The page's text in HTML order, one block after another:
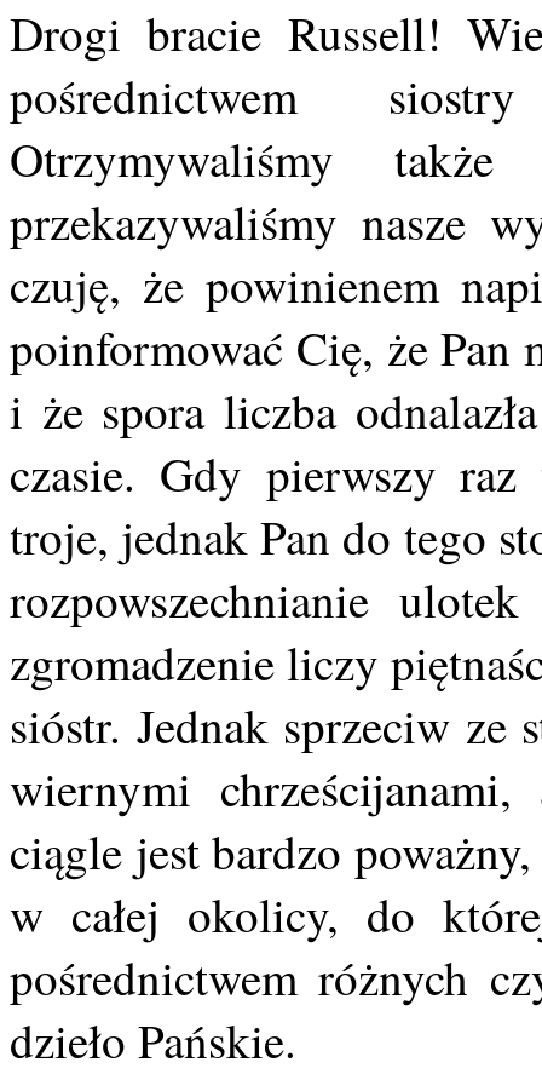
Drogi bracie Russell!
pośrednictwem
Otrzymywaliśmy
przekazywaliśmy nasze
czuję, że powinienem
poinformować Cię, że Pan
i że spora liczba
czasie. Gdy pierwszy
troje, jednak Pan do tego
rozpowszechnianie
zgromadzenie liczy
sióstr. Jednak sprzeciw
wiernymi
ciągle jest bardzo
w całej okolicy, do
pośrednictwem różnych
dzieło Pańskie.